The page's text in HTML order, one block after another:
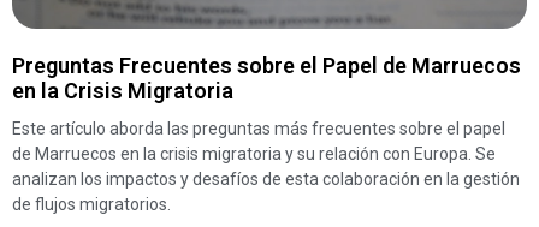
Preguntas Frecuentes sobre el Papel de Marruecos
en la Crisis Migratoria
Este artículo aborda las preguntas más frecuentes sobre el papel
de Marruecos en la crisis migratoria y su relación con Europa. Se
analizan los impactos y desafíos de esta colaboración en la gestión
de flujos migratorios.